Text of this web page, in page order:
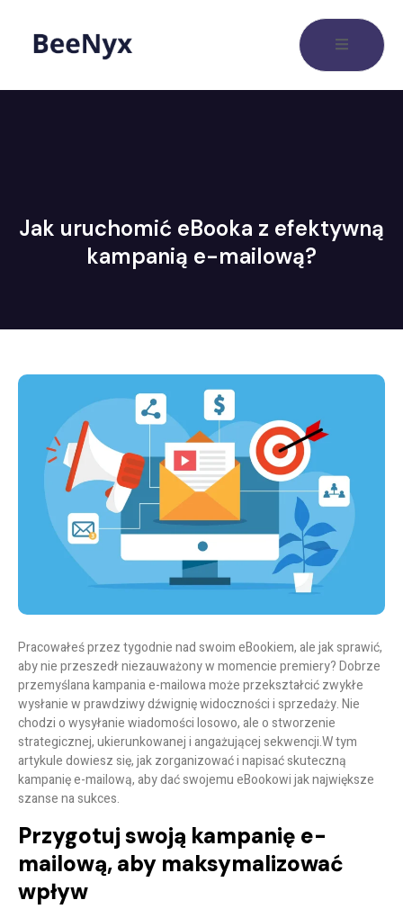
Jak uruchomić eBooka z efektywną
kampanią e-mailową?
Pracowałeś przez tygodnie nad swoim eBookiem, ale jak sprawić,
aby nie przeszedł niezauważony w momencie premiery? Dobrze
przemyślana kampania e-mailowa może przekształcić zwykłe
wysłanie w prawdziwy dźwignię widoczności i sprzedaży. Nie
chodzi o wysyłanie wiadomości losowo, ale o stworzenie
strategicznej, ukierunkowanej i angażującej sekwencji.W tym
artykule dowiesz się, jak zorganizować i napisać skuteczną
kampanię e-mailową, aby dać swojemu eBookowi jak największe
szanse na sukces.
Przygotuj swoją kampanię e-
mailową, aby maksymalizować
wpływ